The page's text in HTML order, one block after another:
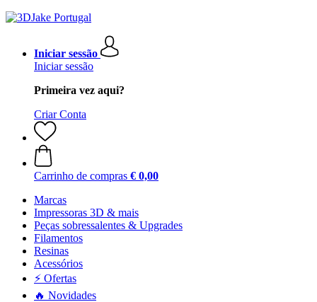
Iniciar sessão
Iniciar sessão
Primeira vez aqui?
Criar Conta
Carrinho de compras € 0,00
Marcas
Impressoras 3D & mais
Peças sobressalentes & Upgrades
Filamentos
Resinas
Acessórios
⚡ Ofertas
🔥 Novidades